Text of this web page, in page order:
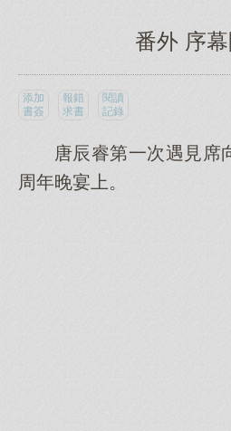
番外 序
添加
書簽
報錯
求書
閱讀
記錄
唐辰睿第一次遇見席
周年晚宴上。